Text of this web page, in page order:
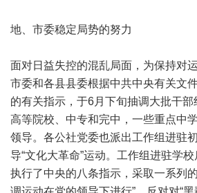
地、市委稳定局势的努力
面对日益失控的混乱局面，为保持对
市委和各县县委根据中共中央有关文
的有关指示，于6月下旬抽调大批干
高等院校、中专和完中，一些重点中
领导。各公社党委也派出工作组进驻
导“文化大革命”运动。工作组进驻学
执行了中央的八条指示，采取一系列